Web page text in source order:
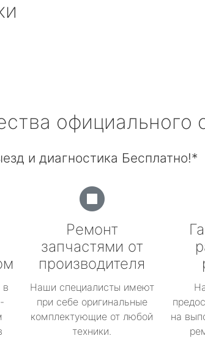
официального
и диагностика Бесплатно!*
в
Ремонт
запчастями от
производителя
Наши специалисты имеют
при себе оригинальные
комплектующие от любой
техники.
на